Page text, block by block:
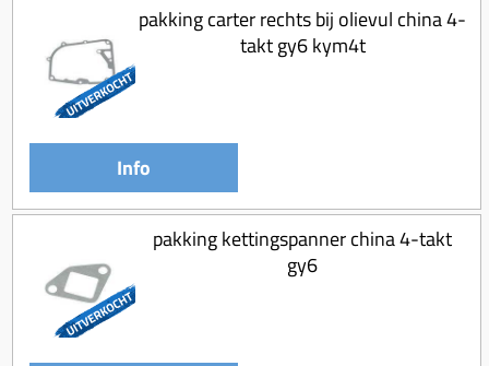
pakking carter rechts bij olievul china 4-
takt gy6 kym4t
Info
pakking kettingspanner china 4-takt
gy6